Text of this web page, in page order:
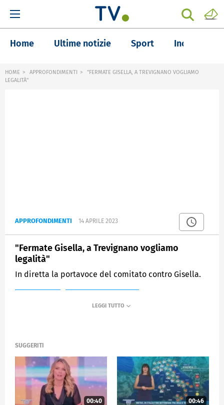
Home Ultime notizie Sport Inchieste
HOME APPROFONDIMENTI
"FERMATE GISELLA, A TREVIGNANO VOGLIAMO
LEGALITÀ"
APPROFONDIMENTI 14 APRILE 2023
"Fermate Gisella, a Trevignano vogliamo
legalità"
In diretta la portavoce del comitato contro Gisella.
SUGGERITI
00:40 00:46